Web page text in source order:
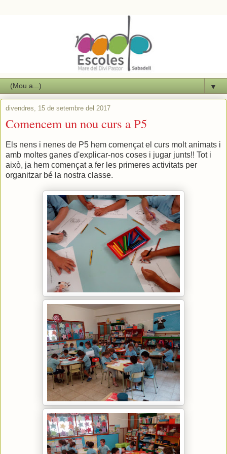
▼
divendres, 15 de setembre del 2017
Comencem un nou curs a P5
Els nens i nenes de P5 hem començat el curs molt animats i
amb moltes ganes d'explicar-nos coses i jugar junts!! Tot i
això, ja hem començat a fer les primeres activitats per
organitzar bé la nostra classe.